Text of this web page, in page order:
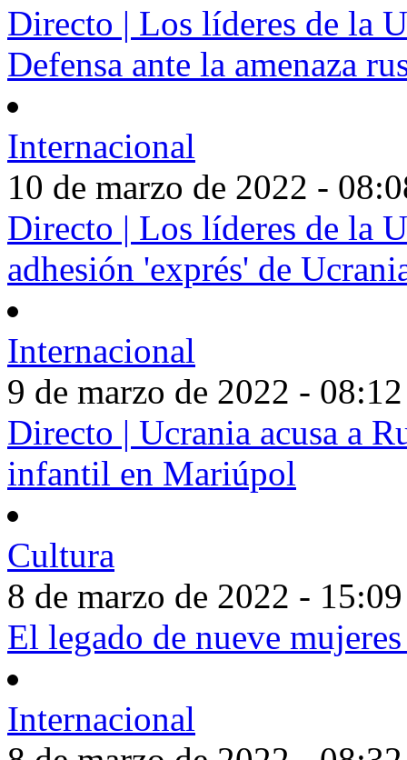
Directo | Los líderes de la
Defensa ante la amenaza
Internacional
10 de marzo de 2022 -
Directo | Los líderes de la
adhesión 'exprés' de
Internacional
9 de marzo de 2022 -
Directo | Ucrania acusa a
infantil en Mariúpol
Cultura
8 de marzo de 2022 -
El legado de nueve
Internacional